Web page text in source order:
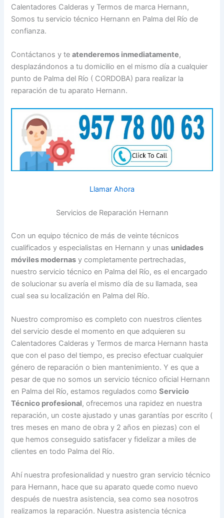
Calentadores Calderas y Termos de marca Hernann,
Somos tu servicio técnico Hernann en Palma del Río de
confianza.
Contáctanos y teatenderemos inmediatamente,
desplazándonos a tu domicilio en el mismo día a cualquier
punto de Palma del Río ( CORDOBA) para realizar la
reparación de tu aparato Hernann.
Llamar Ahora
Servicios de Reparación Hernann
Con un equipo técnico de más de veinte técnicos
cualificados y especialistas en Hernann y unas unidades
móviles modernas y completamente pertrechadas,
nuestro servicio técnico en Palma del Río, es el encargado
de solucionar su avería el mismo día de su llamada, sea
cual sea su localización en Palma del Río.
Nuestro compromiso es completo con nuestros clientes
del servicio desde el momento en que adquieren su
Calentadores Calderas y Termos de marca Hernann hasta
que con el paso del tiempo, es preciso efectuar cualquier
género de reparación o bien mantenimiento. Y es que a
pesar de que no somos un servicio técnico oficial Hernann
en Palma del Río, estamos regulados comoServicio
Técnico profesional, ofrecemos una rapidez en nuestra
reparación, un coste ajustado y unas garantías por escrito (
tres meses en mano de obra y 2 años en piezas) con el
que hemos conseguido satisfacer y fidelizar a miles de
clientes en todo Palma del Río.
Ahí nuestra profesionalidad y nuestro gran servicio técnico
para Hernann, hace que su aparato quede como nuevo
después de nuestra asistencia, sea como sea nosotros
realizamos la reparación. Nuestra asistencia técnica